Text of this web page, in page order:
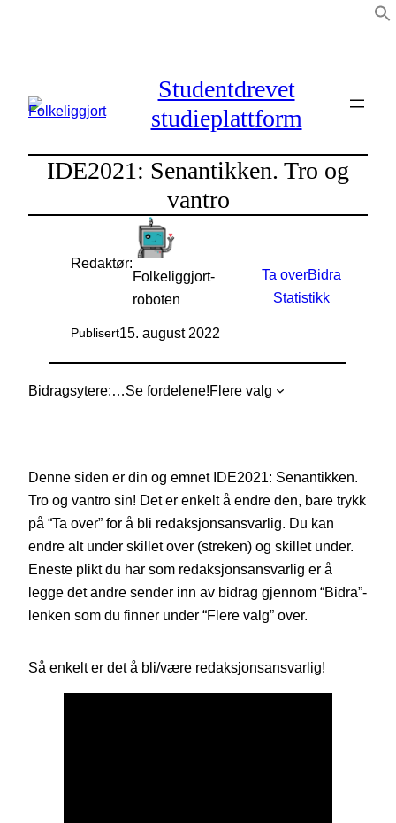
Studentdrevet
studieplattform
IDE2021: Senantikken. Tro og
vantro
Redaktør:
Folkeliggjort-
roboten
Publisert15. august 2022
Ta overBidra
Statistikk
Bidragsytere: Se fordelene!Flere valg
Denne siden er din og emnet IDE2021: Senantikken.
Tro og vantro sin! Det er enkelt å endre den, bare trykk
på “Ta over” for å bli redaksjonsansvarlig. Du kan
endre alt under skillet over (streken) og skillet under.
Eneste plikt du har som redaksjonsansvarlig er å
legge det andre sender inn av bidrag gjennom “Bidra”-
lenken som du finner under “Flere valg” over.
Så enkelt er det å bli/være redaksjonsansvarlig!